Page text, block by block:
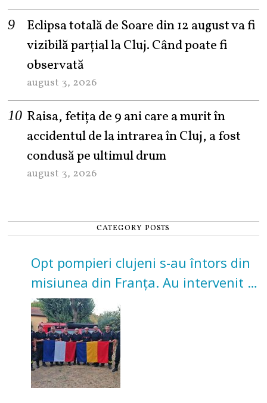
Eclipsa totală de Soare din 12 august va fi
vizibilă parțial la Cluj. Când poate fi
observată
august 3, 2026
Raisa, fetița de 9 ani care a murit în
accidentul de la intrarea în Cluj, a fost
condusă pe ultimul drum
august 3, 2026
CATEGORY POSTS
Opt pompieri clujeni s-au întors din
misiunea din Franța. Au intervenit la
incendii de vegetație și pădure